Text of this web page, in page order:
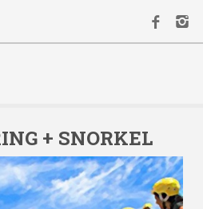
+ SNORKEL